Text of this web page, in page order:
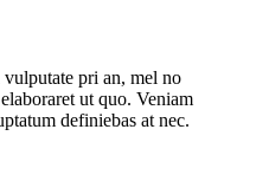
vulputate pri an, mel no
ut quo. Veniam
definiebas at nec.